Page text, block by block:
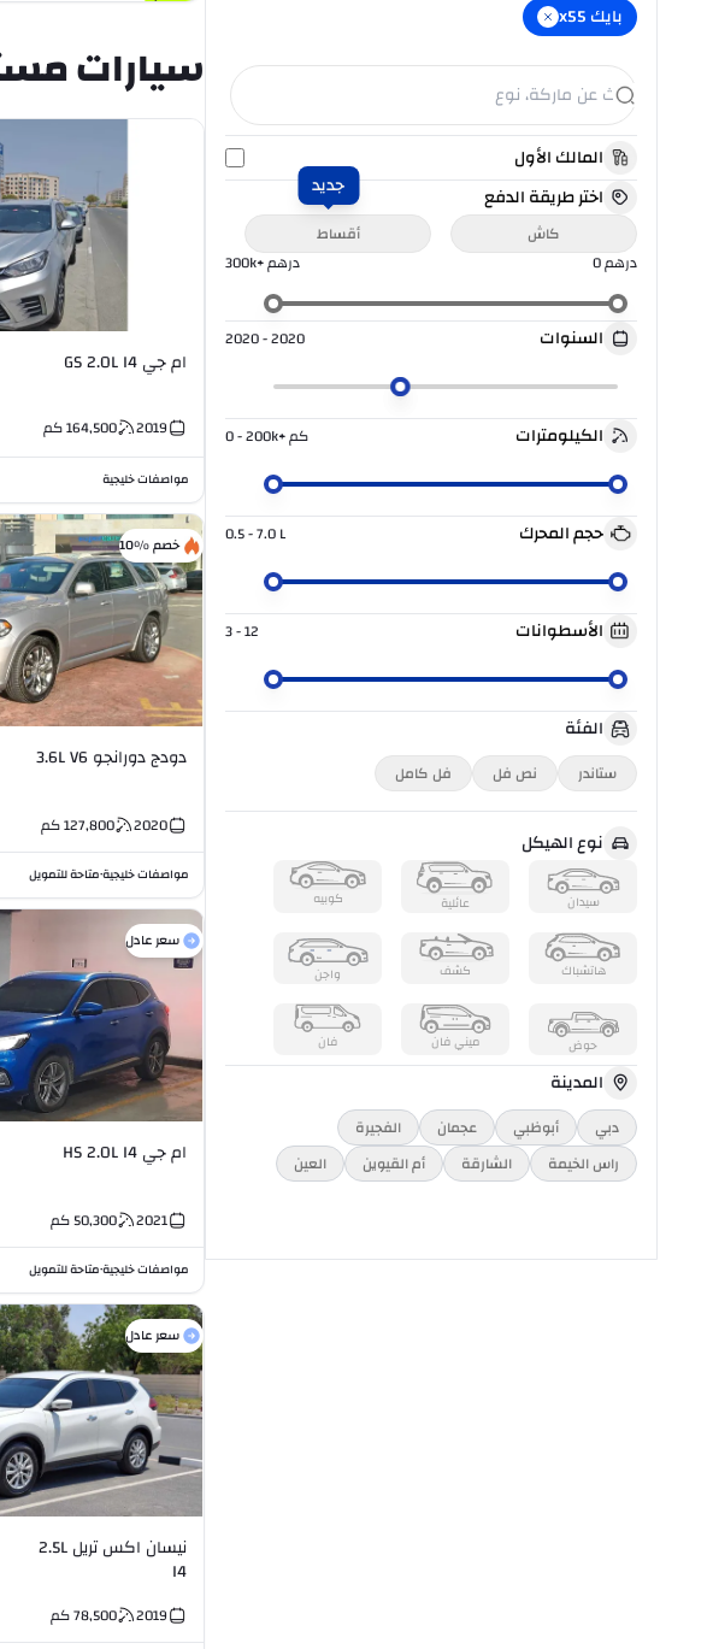
بايك x55
المالك الأول
اختر طريقة الدفع
كاش
جديد
أقساط
درهم0 درهم300k+
السنوات 2020 - 2020
الكيلومترات 0 - 200k+كم
حجم المحرك 0.5 - 7.0L
الأسطوانات 3 - 12
الفئة
ستاندر نص فل فل كامل
نوع الهيكل
سيدان عائلية كوبيه
هاتشباك كشف واجن
حوض ميني فان فان
المدينة
دبي أبوظبي عجمان
الفجيرة
راس الخیمة
الشارقة أم القيوين العين
سيارات
ام جي GS 2.0L I4
2019
164,500كم
مواصفات خليجية
خصم %10
دودج دورانجو 3.6L V6
2020
127,800كم
مواصفات خليجية•متاحة للتمويل
سعر عادل
ام جي HS 2.0L I4
2021
50,300كم
مواصفات خليجية•متاحة للتمويل
سعر عادل
نيسان اكس تريل 2.5L
I4
2019
78,500كم